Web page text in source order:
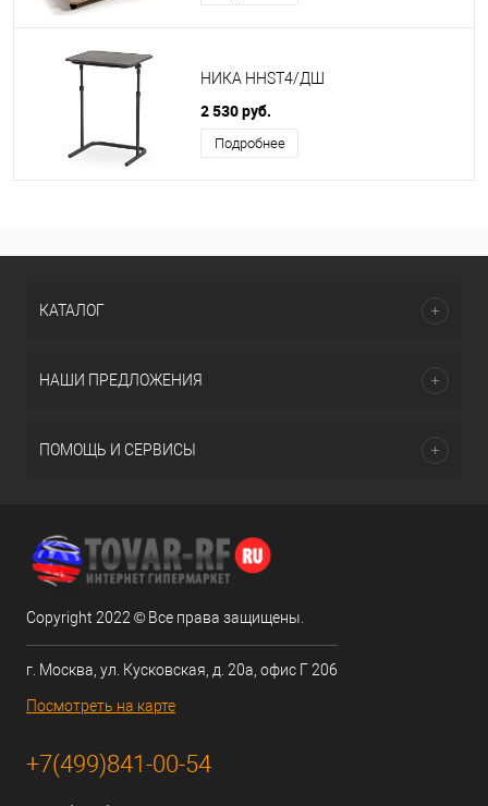
НИКА HHST4/ДШ
2 530 руб.
Подробнее
КАТАЛОГ
НАШИ ПРЕДЛОЖЕНИЯ
ПОМОЩЬ И СЕРВИСЫ
Copyright 2022 © Все права защищены.
г. Москва, ул. Кусковская, д. 20а, офис Г 206
Посмотреть на карте
+7(499)841-00-54